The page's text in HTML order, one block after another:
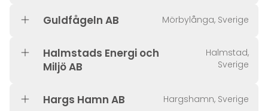
Guldfågeln AB Mörbylånga, Sverige
Halmstads Energi och
Miljö AB
Halmstad,
Sverige
Hargs Hamn AB Hargshamn, Sverige